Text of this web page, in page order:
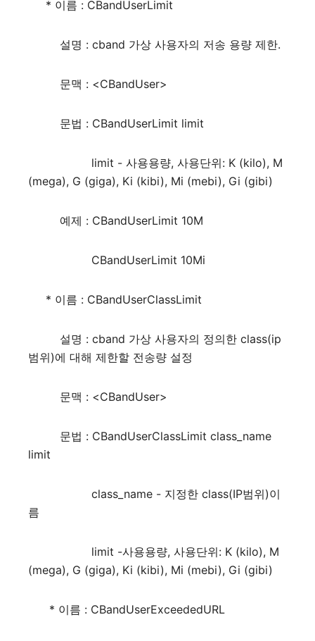
* 이름 : CBandUserLimit
설명 : cband 가상 사용자의 저송 용량 제한.
문맥 : <CBandUser>
문법 : CBandUserLimit limit
limit - 사용용량, 사용단위: K (kilo), M
(mega), G (giga), Ki (kibi), Mi (mebi), Gi (gibi)
예제 : CBandUserLimit 10M
CBandUserLimit 10Mi
* 이름 : CBandUserClassLimit
설명 : cband 가상 사용자의 정의한 class(ip
범위)에 대해 제한할 전송량 설정
문맥 : <CBandUser>
문법 : CBandUserClassLimit class_name
limit
class_name - 지정한 class(IP범위)이
름
limit -사용용량, 사용단위: K (kilo), M
(mega), G (giga), Ki (kibi), Mi (mebi), Gi (gibi)
* 이름 : CBandUserExceededURL